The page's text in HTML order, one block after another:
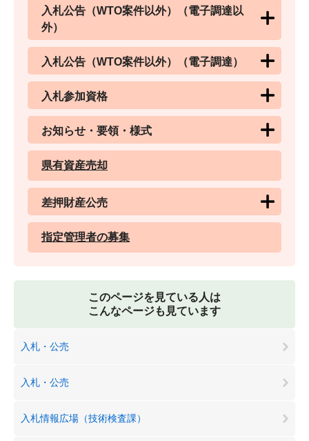
入札公告（WTO案件以外）（電子調達以
外）
入札公告（WTO案件以外）（電子調達）
入札参加資格
お知らせ・要領・様式
県有資産売却
差押財産公売
指定管理者の募集
このページを見ている人は
こんなページも見ています
入札・公売
入札・公売
入札情報広場（技術検査課）